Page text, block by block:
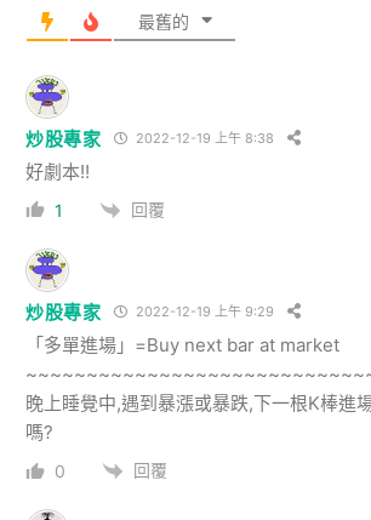
最舊的
炒股專家 2022-12-19 上午 8:38
好劇本!!
1 回覆
炒股專家 2022-12-19 上午 9:29
「多單進場」=Buy next bar at market
晚上睡覺中,遇到暴漲或暴跌,下一根K棒進
嗎?
0 回覆